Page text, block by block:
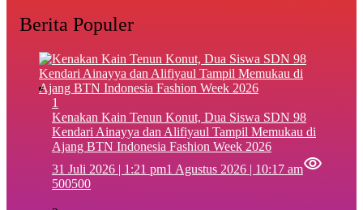
Berita Populer
1
‎Kenakan Kain Tenun Konut, Dua Siswa SDN 98
Kendari Ainayya dan Alifiyaul Tampil Memukau di
Ajang BTN Indonesia Fashion Week 2026
31 Juli 2026 | 1:21 pm1 Agustus 2026 | 10:17 am
500500